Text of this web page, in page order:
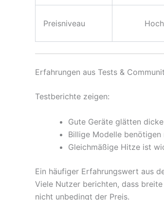
Preisniveau Hoch
Erfahrungen aus Tests &
Testberichte zeigen:
Gute Geräte glätten
Billige Modelle
Gleichmäßige Hitze ist
Ein häufiger Erfahrungswert aus
Viele Nutzer berichten, dass
nicht unbedingt der Preis.